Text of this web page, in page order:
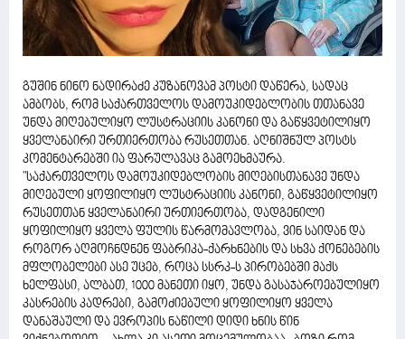
გუშინ ნინო ნადირაძე კუზანოვამ პოსტი დაწერა, სადაც
ამბობს, რომ საქართველოს დამოუკიდებლობის თთანავე
უნდა მიღებულიყო ლუსტრაციის კანონი და გაწყვეტილიყო
ყველანაირი ურთიერთობა რუსეთთან. აღნიშნულ პოსტს
კომენტარებში ია ფარულავაც გამოეხმაურა.
"საქართველოს დამოუკიდებლობის მიღებისთანავე უნდა
მიღებული ყოფილიყო ლუსტრაციის კანონი, გაწყვეტილიყო
რუსეთთან ყველანაირი ურთიერთობა, დადგენილი
ყოფილიყო ყველა ფულის წარმომავლობა, ვინ საიდან და
როგორ აღმოჩნდნენ ფაბრიკა-ქარხნების და სხვა ქონებების
მფლობელები ასე უცებ, როცა სსრკ-ს პირობებში მაქს
ხელფასი, ალბათ, 1000 მანეთი იყო, უნდა გასაჯაროებულიყო
კასრების კადრები, გამოძიებული ყოფილიყო ყველა
დანაშაული და ევროპის ნაწილი დიდი ხნის წინ